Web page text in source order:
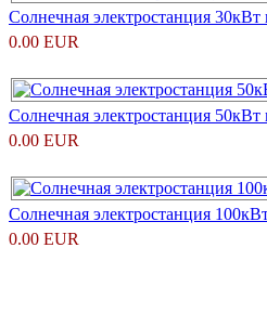
Солнечная электростанция
0.00 EUR
Солнечная электростанция
0.00 EUR
Солнечная электростанция
0.00 EUR